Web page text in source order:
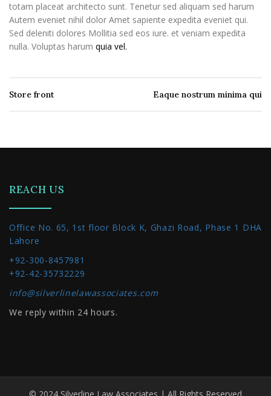
totam placeat architecto sunt. Tenetur sed aliquam sed harum
Autem eveniet nihil dolor Amet sapiente expedita eveniet qui.
Sed deleniti dolores Mollitia sed eos iure. et veniam expedita
nulla. Voluptas harum quia vel.
Store front Eaque nostrum minima qui
REACH US
Office No. 65, 1st floor Block K, Ghazi Road, Phase 1 DHA
Lahore
+92-300-8457981
+92-42-35732229
info@silverlinelawassociates.com
We reply within 24 hours.